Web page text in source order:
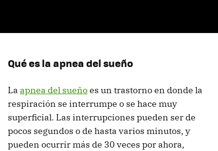
Qué es la apnea del sueño
La apnea del sueñoes un trastorno en donde la
respiración se interrumpe o se hace muy
superficial. Las interrupciones pueden ser de
pocos segundos o de hasta varios minutos, y
pueden ocurrir más de 30 veces por ahora,